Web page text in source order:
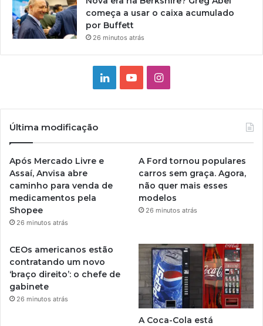
começa a usar o caixa acumulado
por Buffett
26 minutos atrás
LinkedinYouTubeInstagram
Última modificação
Após Mercado Livre e
Assaí, Anvisa abre
caminho para venda de
medicamentos pela
Shopee
26 minutos atrás
A Ford tornou populares
carros sem graça. Agora,
não quer mais esses
modelos
26 minutos atrás
CEOs americanos estão
contratando um novo
‘braço direito’: o chefe de
gabinete
26 minutos atrás
A Coca-Cola está